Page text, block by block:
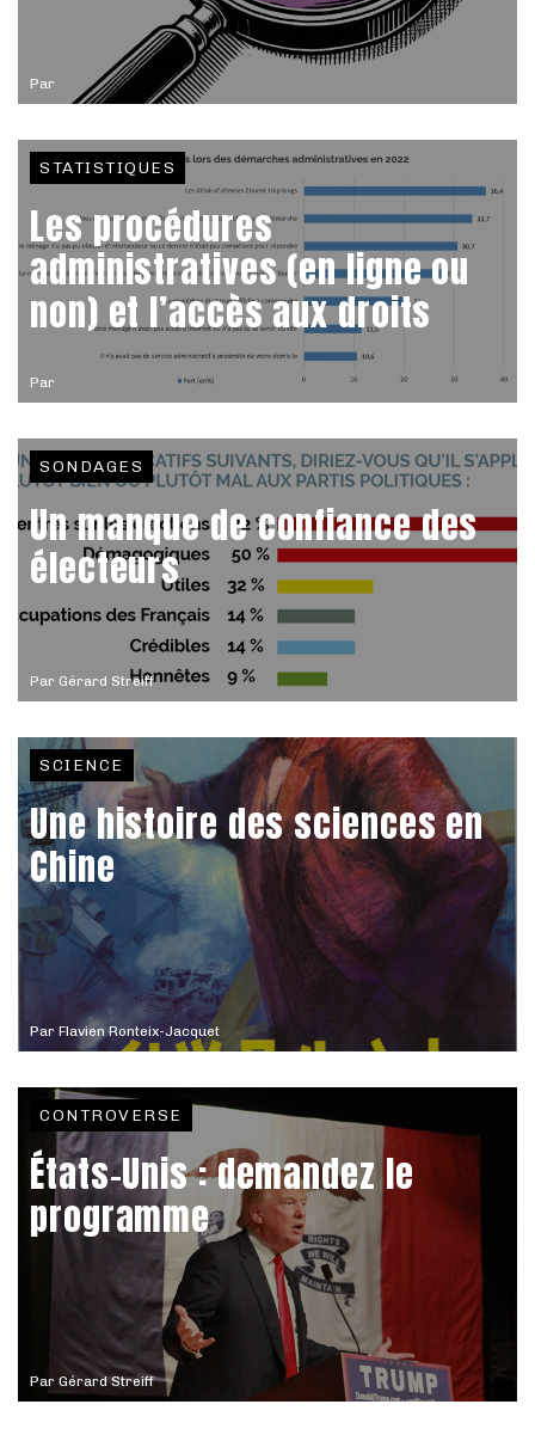
Par
Par
STATISTIQUES
Les procédures
administratives (en ligne ou
non) et l’accès aux droits
Par Gérard Streiff
SONDAGES
Un manque de confiance des
électeurs
Par Flavien Ronteix-Jacquet
SCIENCE
Une histoire des sciences en
Chine
Par Gérard Streiff
CONTROVERSE
États-Unis : demandez le
programme